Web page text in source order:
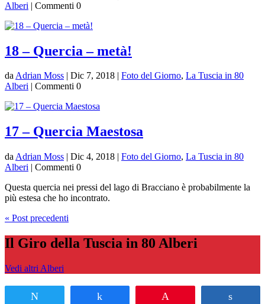
Alberi | Commenti 0
18 – Quercia – metà!
daAdrian Moss Dic 7, 2018 Foto del Giorno, La Tuscia in 80
Alberi | Commenti 0
17 – Quercia Maestosa
da Adrian Moss | Dic 4, 2018 | Foto del Giorno, La Tuscia in 80
Alberi | Commenti 0
Questa quercia nei pressi del lago di Bracciano è probabilmente la
più estesa che ho incontrato.
« Post precedenti
Il Giro della Tuscia in 80 Alberi
Vedi altri Alberi